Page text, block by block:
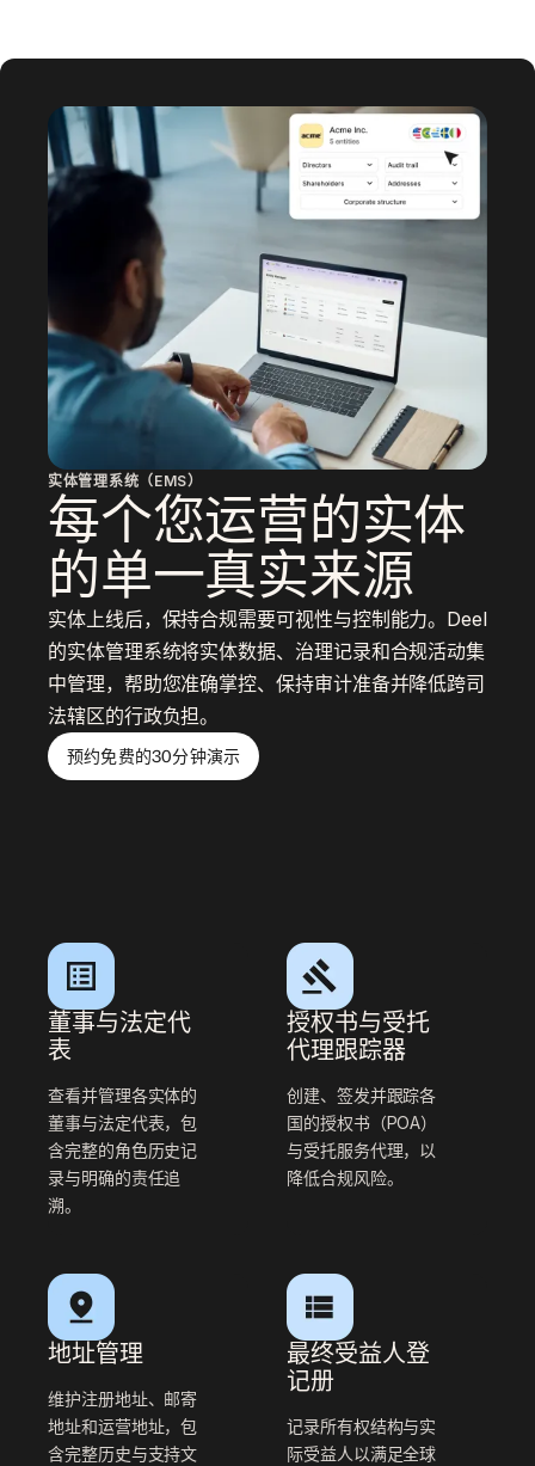
实体管理系统（EMS）
每个您运营的实体
的单一真实来源
实体上线后，保持合规需要可视性与控制能力。Deel
的实体管理系统将实体数据、治理记录和合规活动集
中管理，帮助您准确掌控、保持审计准备并降低跨司
法辖区的行政负担。
预约免费的30分钟演示
董事与法定代
表
查看并管理各实体的
董事与法定代表，包
含完整的角色历史记
录与明确的责任追
溯。
授权书与受托
代理跟踪器
创建、签发并跟踪各
国的授权书（POA）
与受托服务代理，以
降低合规风险。
地址管理
维护注册地址、邮寄
地址和运营地址，包
含完整历史与支持文
最终受益人登
记册
记录所有权结构与实
际受益人以满足全球